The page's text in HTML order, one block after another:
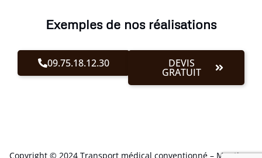
Exemples de nos réalisations
09.75.18.12.30 DEVIS
GRATUIT
Copyright © 2024 Transport médical conventionné – Mentions